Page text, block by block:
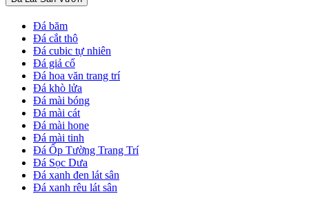
Đá băm
Đá cắt thô
Đá cubic tự nhiên
Đá giả cổ
Đá hoa văn trang trí
Đá khò lửa
Đá mài bóng
Đá mài cát
Đá mài hone
Đá mài tinh
Đá Ốp Tường Trang Trí
Đá Sọc Dưa
Đá xanh đen lát sân
Đá xanh rêu lát sân